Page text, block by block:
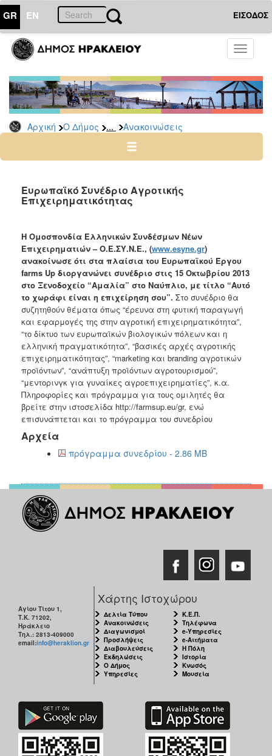
GR EN ΕΙΣΟΔΟΣ
Toggle
Αρχική Ο Δήμος ... Ανακοινώσεις
ΔΗΜΟΣ
Υπηρεσίες
&
Φορείς
Δημοτικές
Υπηρεσίες
Ηλεκτρονική
Διακυβέρνηση
Επιτροπές
Αγροτική
Ανάπτυξη
Ανακοινώσεις
Προγράμματα
Προσχολική
Αγωγή
Κοιμητήρια
Κέντρο
Οικογένειας
ΠΟΛΙΤΙΣΜΟΣ
ΑΝΘΕΚΤΙΚΗ
ΠΟΛΗ
Ευρωπαϊκό Συνέδριο Αγροτικής
Επιχειρηματικότητας
H Ομοσπονδία Ελληνικών Συνδέσμων Νέων
Επιχειρηματιών – Ο.Ε.ΣΥ.Ν.Ε., (www.esyne.gr)
ανακοίνωσε ότι στα πλαίσια του Ευρωπαϊκού Έργου
farms Up διοργανώνει συνέδριο στις 15 Οκτωβρίου 2013
στο Ξενοδοχείο “Αμαλία” στο Ναύπλιο, με τίτλο “Αυτό
το χωράφι είναι η επιχείρηση σου”. Στο συνέδριο θα
συζητηθούν θέματα όπως “έρευνα στη φυτική παραγωγή
και εφαρμογές της στην αγροτική επιχειρηματικότητα”,
“το δίκτυο των ευρωπαϊκών βιολογικών πόλεων και η
ελληνική πραγματικότητα”, “βασικές αρχές αγροτικής
επιχειρηματικότητας”, “marketing και branding αγροτικών
προϊόντων”, “ανάπτυξη προϊόντων αγροτουρισμού”,
“μεντορινγκ για γυναίκες αγροεπιχειρηματίες”, κ.α.
Πληροφορίες και πρόγραμμα για τους ομιλητές θα
βρείτε στην ιστοσελίδα http://farmsup.eu/gr, ενώ
επισυνάπτεται και το πρόγραμμα του συνεδρίου
Αρχεία
πρόγραμμα συνεδρίου - 2.86 MB
Αγίου Τίτου 1,
Τ.Κ. 71202,
Ηράκλειο
Τηλ.: 2813-409000
email:info@heraklion.gr
Χάρτης Ιστοχώρου
Δελτία Τύπου
Ανακοινώσεις
Διαγωνισμοί
Προσλήψεις
Διαβουλεύσεις
Εκδηλώσεις
Ο Δήμος
Υπηρεσίες
Κ.Ε.Π.
Τηλέφωνα
e-Υπηρεσίες
e-Αιτήματα
Η Πόλη
Ιστορία
Κνωσός
Μουσεία